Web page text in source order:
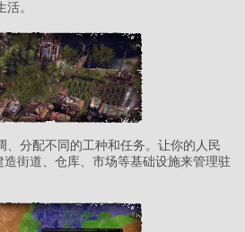
。
、分配不同的工种和任务。让你的人民
街道、仓库、市场等基础设施来管理驻